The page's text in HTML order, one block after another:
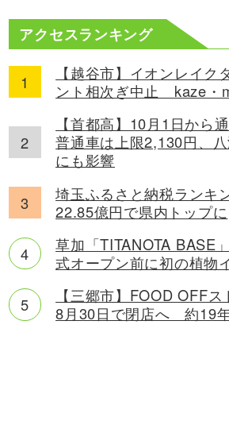
アクセスランキング
【越谷市】イオンレイク
ント相次ぎ中止 kaze・
【首都高】10月1日から
普通車は上限2,130円、
にも影響
埼玉ふるさと納税ランキ
22.85億円で県内トップに
草加「TITANOTA BASE
式オープン前に初の植物
【三郷市】FOOD OFF
8月30日で閉店へ 約19